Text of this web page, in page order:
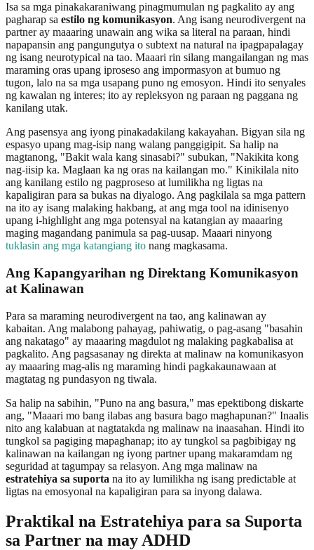
Isa sa mga pinakakaraniwang pinagmumulan ng pagkalito ay ang
pagharap sa estilo ng komunikasyon. Ang isang neurodivergent na
partner ay maaaring unawain ang wika sa literal na paraan, hindi
napapansin ang pangungutya o subtext na natural na ipagpapalagay
ng isang neurotypical na tao. Maaari rin silang mangailangan ng mas
maraming oras upang iproseso ang impormasyon at bumuo ng
tugon, lalo na sa mga usapang puno ng emosyon. Hindi ito senyales
ng kawalan ng interes; ito ay repleksyon ng paraan ng paggana ng
kanilang utak.
Ang pasensya ang iyong pinakadakilang kakayahan. Bigyan sila ng
espasyo upang mag-isip nang walang panggigipit. Sa halip na
magtanong, "Bakit wala kang sinasabi?" subukan, "Nakikita kong
nag-iisip ka. Maglaan ka ng oras na kailangan mo." Kinikilala nito
ang kanilang estilo ng pagproseso at lumilikha ng ligtas na
kapaligiran para sa bukas na diyalogo. Ang pagkilala sa mga pattern
na ito ay isang malaking hakbang, at ang mga tool na idinisenyo
upang i-highlight ang mga potensyal na katangian ay maaaring
maging magandang panimula sa pag-uusap. Maaari ninyong
tuklasin ang mga katangiang ito nang magkasama.
Ang Kapangyarihan ng Direktang Komunikasyon
at Kalinawan
Para sa maraming neurodivergent na tao, ang kalinawan ay
kabaitan. Ang malabong pahayag, pahiwatig, o pag-asang "basahin
ang nakatago" ay maaaring magdulot ng malaking pagkabalisa at
pagkalito. Ang pagsasanay ng direkta at malinaw na komunikasyon
ay maaaring mag-alis ng maraming hindi pagkakaunawaan at
magtatag ng pundasyon ng tiwala.
Sa halip na sabihin, "Puno na ang basura," mas epektibong diskarte
ang, "Maaari mo bang ilabas ang basura bago maghapunan?" Inaalis
nito ang kalabuan at nagtatakda ng malinaw na inaasahan. Hindi ito
tungkol sa pagiging mapaghanap; ito ay tungkol sa pagbibigay ng
kalinawan na kailangan ng iyong partner upang makaramdam ng
seguridad at tagumpay sa relasyon. Ang mga malinaw na
estratehiya sa suporta na ito ay lumilikha ng isang predictable at
ligtas na emosyonal na kapaligiran para sa inyong dalawa.
Praktikal na Estratehiya para sa Suporta
sa Partner na may ADHD